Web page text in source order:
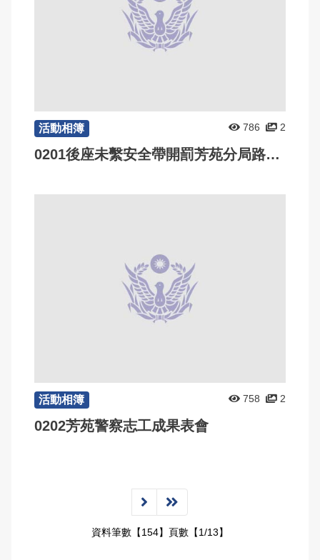
活動相簿 786 2
0201後座未繫安全帶開罰芳苑分局路口宣導
活動相簿 758 2
0202芳苑警察志工成果表會
資料筆數【154】頁數【1/13】